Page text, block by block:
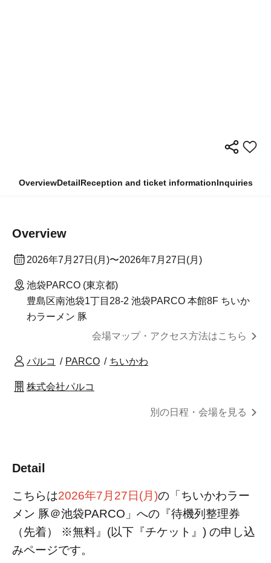
OverviewDetailReception and ticket informationInquiries
Overview
2026年7月27日(月)〜2026年7月27日(月)
池袋PARCO (東京都)
豊島区南池袋1丁目28‐2 池袋PARCO 本館8F ちいか
わラーメン 豚
会場マップ・アクセス方法はこちら
パルコ PARCO ちいかわ
株式会社パルコ
別の日程・会場を見る
Detail
こちらは2026年7月27日(月)の「ちいかわラー
メン 豚＠池袋PARCO」への『待機列整理券
（先着） ※無料』(以下『チケット』) の申し込
みページです。